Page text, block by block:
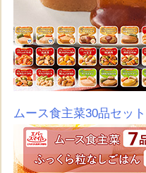
ムース食主菜30品セ